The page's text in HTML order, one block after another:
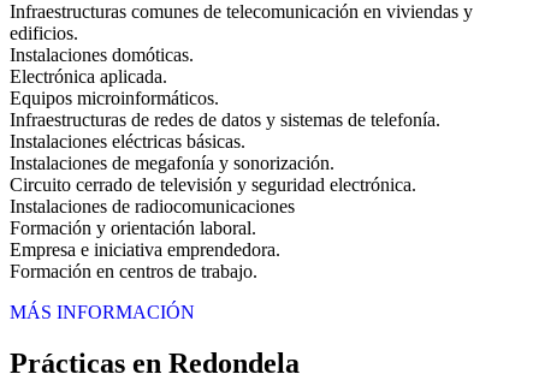
Infraestructuras comunes de telecomunicación en viviendas y
edificios.
Instalaciones domóticas.
Electrónica aplicada.
Equipos microinformáticos.
Infraestructuras de redes de datos y sistemas de telefonía.
Instalaciones eléctricas básicas.
Instalaciones de megafonía y sonorización.
Circuito cerrado de televisión y seguridad electrónica.
Instalaciones de radiocomunicaciones
Formación y orientación laboral.
Empresa e iniciativa emprendedora.
Formación en centros de trabajo.
MÁS INFORMACIÓN
Prácticas en Redondela